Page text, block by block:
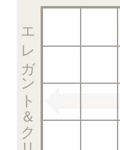
エレガント＆クリスピー